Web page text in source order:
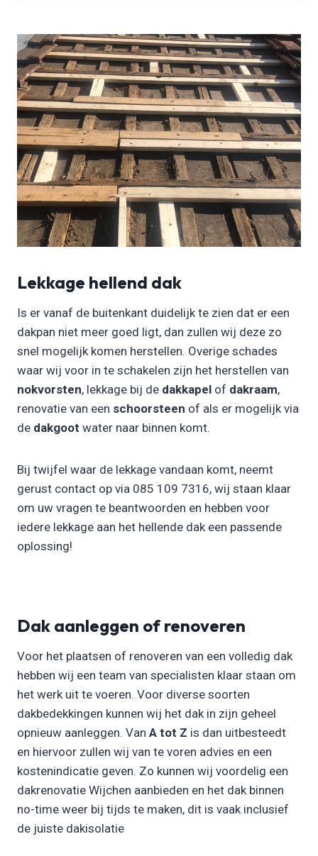
Lekkage hellend dak
Is er vanaf de buitenkant duidelijk te zien dat er een
dakpan niet meer goed ligt, dan zullen wij deze zo
snel mogelijk komen herstellen. Overige schades
waar wij voor in te schakelen zijn het herstellen van
nokvorsten, lekkage bij de dakkapel of dakraam,
renovatie van een schoorsteen of als er mogelijk via
de dakgoot water naar binnen komt.
Bij twijfel waar de lekkage vandaan komt, neemt
gerust contact op via 085 109 7316, wij staan klaar
om uw vragen te beantwoorden en hebben voor
iedere lekkage aan het hellende dak een passende
oplossing!
Dak aanleggen of renoveren
Voor het plaatsen of renoveren van een volledig dak
hebben wij een team van specialisten klaar staan om
het werk uit te voeren. Voor diverse soorten
dakbedekkingen kunnen wij het dak in zijn geheel
opnieuw aanleggen. Van A tot Z is dan uitbesteedt
en hiervoor zullen wij van te voren advies en een
kostenindicatie geven. Zo kunnen wij voordelig een
dakrenovatie Wijchen aanbieden en het dak binnen
no-time weer bij tijds te maken, dit is vaak inclusief
de juiste dakisolatie